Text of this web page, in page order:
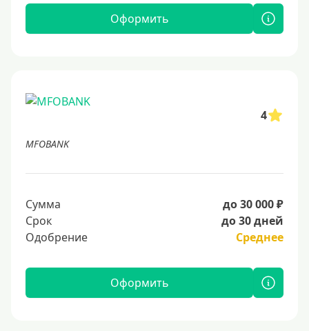
Оформить
4
MFOBANK
Сумма
до 30 000 ₽
Срок
до 30 дней
Одобрение
Среднее
Оформить